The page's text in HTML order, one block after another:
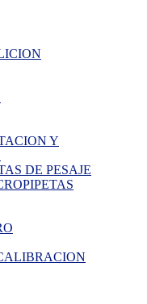
Y
DE PESAJE